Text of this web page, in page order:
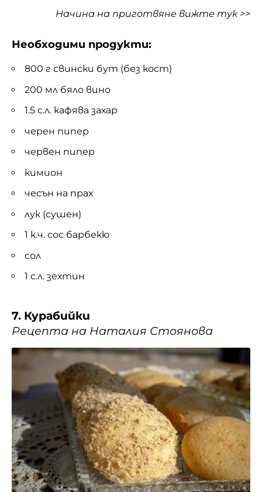
Начина на приготвяне вижте тук >>
Необходими продукти:
800 г свински бут (без кост)
200 мл бяло вино
1.5 с.л. кафява захар
черен пипер
червен пипер
кимион
чесън на прах
лук (сушен)
1 к.ч. сос барбекю
сол
1 с.л. зехтин
7. Курабийки
Рецепта на Наталия Стоянова